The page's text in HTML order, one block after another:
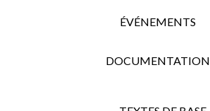
ÉVÉNEMENTS
DOCUMENTATION